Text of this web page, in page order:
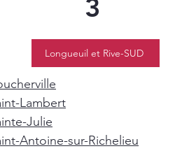
3
Longueuil et Rive-SUD
Lambert
Julie
Antoine-sur-Richelieu